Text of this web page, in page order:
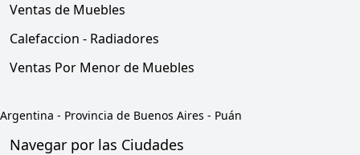
Ventas de Muebles
Calefaccion - Radiadores
Ventas Por Menor de Muebles
Argentina - Provincia de Buenos Aires - Puán
Navegar por las Ciudades